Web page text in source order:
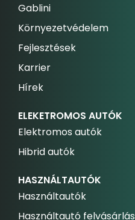
Gablini
Környezetvédelem
Fejlesztések
Karrier
Hírek
ELEKETROMOS AUTÓK
Elektromos autók
Hibrid autók
HASZNÁLTAUTÓK
Használtautók
Használtautó felvásárlás